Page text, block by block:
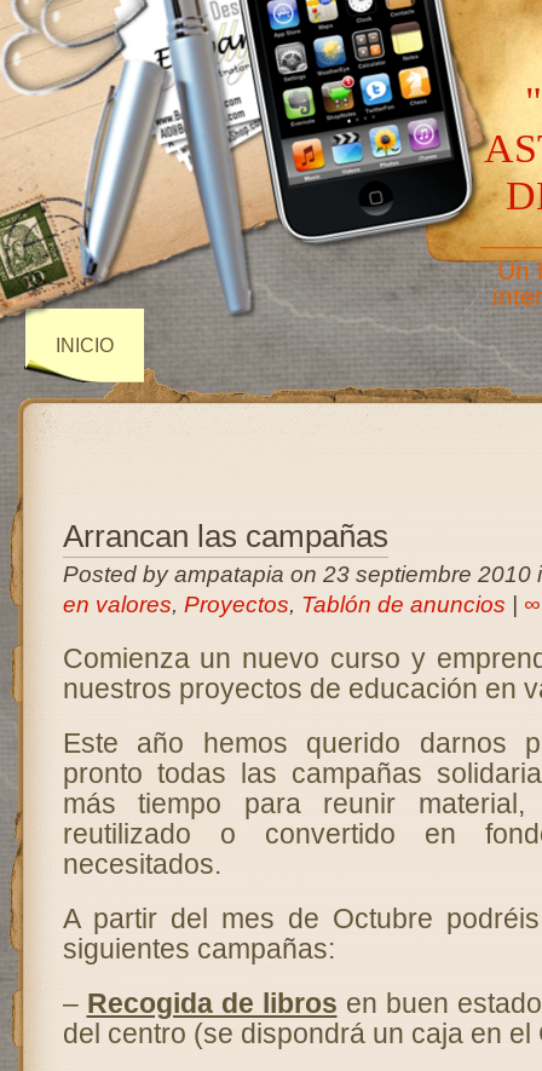
Un
INICIO
Arrancan las campañas
Posted by ampatapia on 23 septiembre 2010
en valores, Proyectos, Tablón de anuncios ∞
Comienza un nuevo curso y
nuestros proyectos de educación en
Este año hemos querido darnos
pronto todas las campañas
más tiempo para reunir
reutilizado o convertido en
necesitados.
A partir del mes de Octubre
siguientes campañas:
– Recogida de libros en buen
del centro (se dispondrá un caja en el